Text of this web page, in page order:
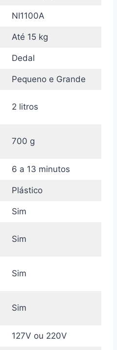
NI1100A
Até 15 kg
Dedal
Pequeno e Grande
2 litros
700 g
6 a 13 minutos
Plástico
Sim
Sim
Sim
Sim
127V ou 220V